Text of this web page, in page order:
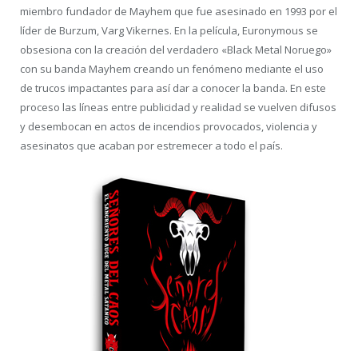
miembro fundador de Mayhem que fue asesinado en 1993 por el
líder de Burzum, Varg Vikernes. En la película, Euronymous se
obsesiona con la creación del verdadero «Black Metal Noruego»
con su banda Mayhem creando un fenómeno mediante el uso
de trucos impactantes para así dar a conocer la banda. En este
proceso las líneas entre publicidad y realidad se vuelven difusos
y desembocan en actos de incendios provocados, violencia y
asesinatos que acaban por estremecer a todo el país.